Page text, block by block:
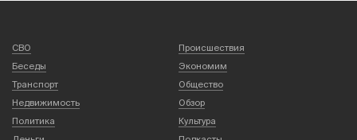
СВО
Происшествия
Беседы
Экономим
Транспорт
Общество
Недвижимость
Обзор
Политика
Культура